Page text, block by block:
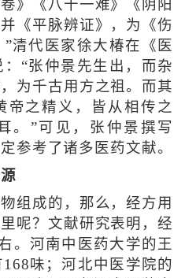
》《八十一难》《阴阳
《平脉辨证》，为《伤
清代医家徐大椿在《医
“张仲景先生出，而杂
为千古用方之祖。而其
帝之精义，皆从相传之
。”可见，张仲景撰写
参考了诸多医药文献。
成的，那么，经方用
呢？文献研究表明，经
。河南中医药大学的王
味；河北中医学院的